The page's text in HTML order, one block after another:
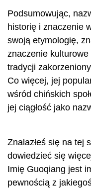
Podsumowując,
historię i znaczenie
swoją etymologię,
znaczenie
tradycji
Co więcej, jej
wśród chińskich
jej ciągłość jako
Znalazłeś się na tej
dowiedzieć się
Imię Guoqiang jest
pewnością z